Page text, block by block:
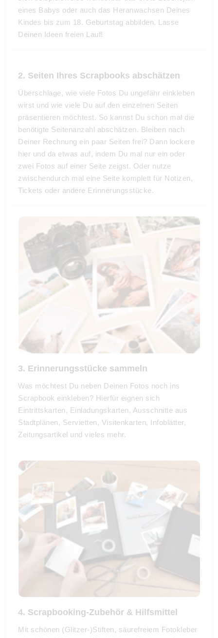
eines Babys oder auch das Heranwachsen Deines
Kindes bis zum 18. Geburtstag abbilden. Lasse
Deinen Ideen freien Lauf!
2. Seiten Ihres Scrapbooks abschätzen
Überschlage, wie viele Fotos Du ungefähr einkleben
wirst und wie viele Du auf den einzelnen Seiten
präsentieren möchtest. So kannst Du schon mal die
benötigte Seitenanzahl abschätzen. Bleiben nach
Deiner Rechnung ein paar Seiten frei? Dann lockere
hier und da etwas auf, indem Du mal nur ein oder
zwei Fotos auf einer Seite zeigst. Oder nutze
zwischendurch mal eine Seite komplett für Notizen,
Tickets oder andere Erinnerungsstücke.
3. Erinnerungsstücke sammeln
Was möchtest Du neben Deinen Fotos noch ins
Scrapbook einkleben? Hierfür eignen sich
Eintrittskarten, Einladungskarten, Ausschnitte aus
Stadtplänen, Servietten, Visitenkarten, Infoblätter,
Zeitungsartikel und vieles mehr.
4. Scrapbooking-Zubehör & Hilfsmittel
Mit schönen (Glitzer-)Stiften, säurefreiem Fotokleber